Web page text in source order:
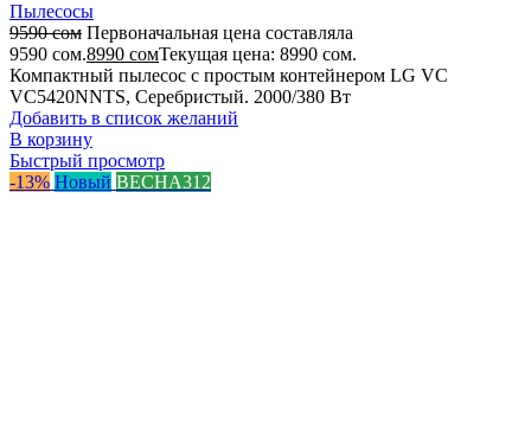
Пылесосы
9590сом Первоначальная цена составляла
9590 сом.8990 сомТекущая цена: 8990 сом.
Компактный пылесос с простым контейнером LG VC
VC5420NNTS, Серебристый. 2000/380 Вт
Добавить в список желаний
В корзину
Быстрый просмотр
-13% Новый ВЕСНА312